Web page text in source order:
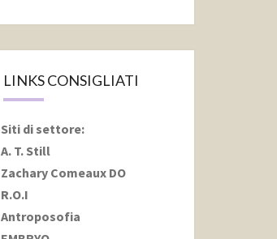
LINKS CONSIGLIATI
Siti di settore:
A. T. Still
Zachary Comeaux DO
R.O.I
Antroposofia